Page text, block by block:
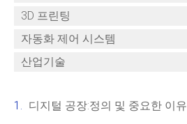
3D 프린팅
자동화 제어 시스템
산업기술
디지털 공장:정의 및 중요한 이유